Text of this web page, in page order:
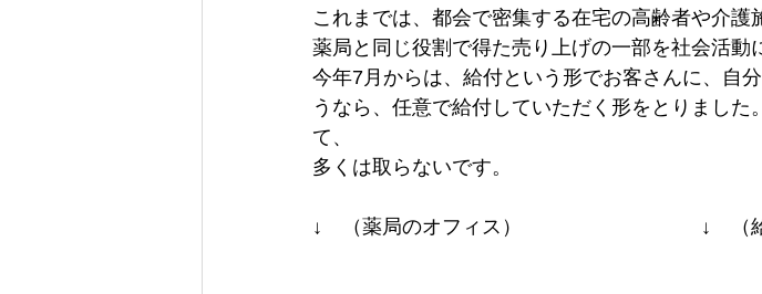
これまでは、都会で密集する在宅の高齢者や介護
薬局と同じ役割で得た売り上げの一部を社会活動
今年7月からは、給付という形でお客さんに、自
うなら、任意で給付していただく形をとりまし
て、
多くは取らないです。
↓　（薬局のオフィス）　　　　　　　　　↓　（